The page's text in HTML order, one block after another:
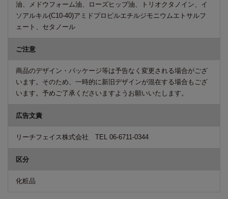
油、メドウフォーム油、ローズヒップ油、トリオクタノイン、イ
ソアルキル(C10-40)アミドプロピルエチルジモニウムエトサルフ
ェート、セタノール
ご注意
商品のデザイン・パッケージ等は予告なく変更される場合がござ
います。そのため、一時的に新旧デザインが混在する場合もござ
います。予めご了承くださいますようお願いいたします。
広告文責
リーチフェイス株式会社 TEL 06-6711-0344
区分
化粧品